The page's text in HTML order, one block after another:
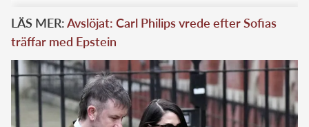
LÄS MER:Avslöjat: Carl Philips vrede efter Sofias
träffar med Epstein